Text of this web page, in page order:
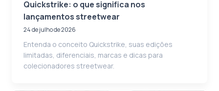
Quickstrike: o que significa nos
lançamentos streetwear
24 de julho de 2026
Entenda o conceito Quickstrike, suas edições
limitadas, diferenciais, marcas e dicas para
colecionadores streetwear.